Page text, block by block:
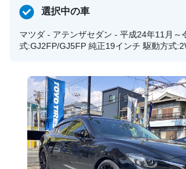
選択中の車
マツダ - アテンザセダン - 平成24年11月～
式:GJ2FP/GJ5FP 純正19インチ 駆動方式